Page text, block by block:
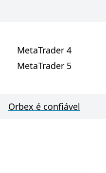
MetaTrader 4
MetaTrader 5
Orbex é confiável